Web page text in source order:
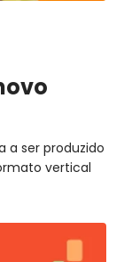
a ser produzido
vertical